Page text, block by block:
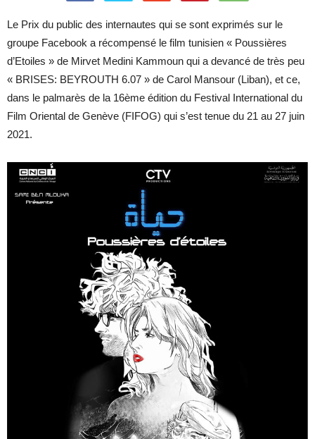
Le Prix du public des internautes qui se sont exprimés sur le
groupe Facebook a récompensé le film tunisien « Poussières
d’Etoiles » de Mirvet Medini Kammoun qui a devancé de très peu
« BRISES: BEYROUTH 6.07 » de Carol Mansour (Liban), et ce,
dans le palmarès de la 16ème édition du Festival International du
Film Oriental de Genève (FIFOG) qui s’est tenue du 21 au 27 juin
2021.